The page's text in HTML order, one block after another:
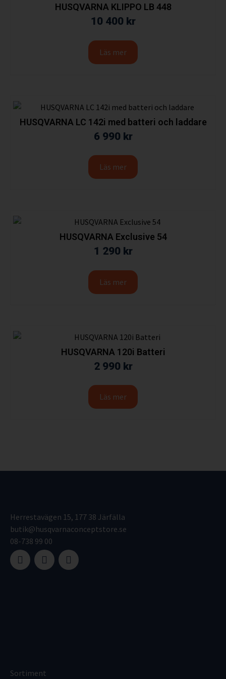
HUSQVARNA KLIPPO LB 448
10 400 kr
Läs mer
HUSQVARNA LC 142i med batteri och laddare
6 990 kr
Läs mer
HUSQVARNA Exclusive 54
1 290 kr
Läs mer
HUSQVARNA 120i Batteri
2 990 kr
Läs mer
Herrestavägen 15, 177 38 Järfälla
butik@husqvarnaconceptstore.se
08-738 99 00
Sortiment